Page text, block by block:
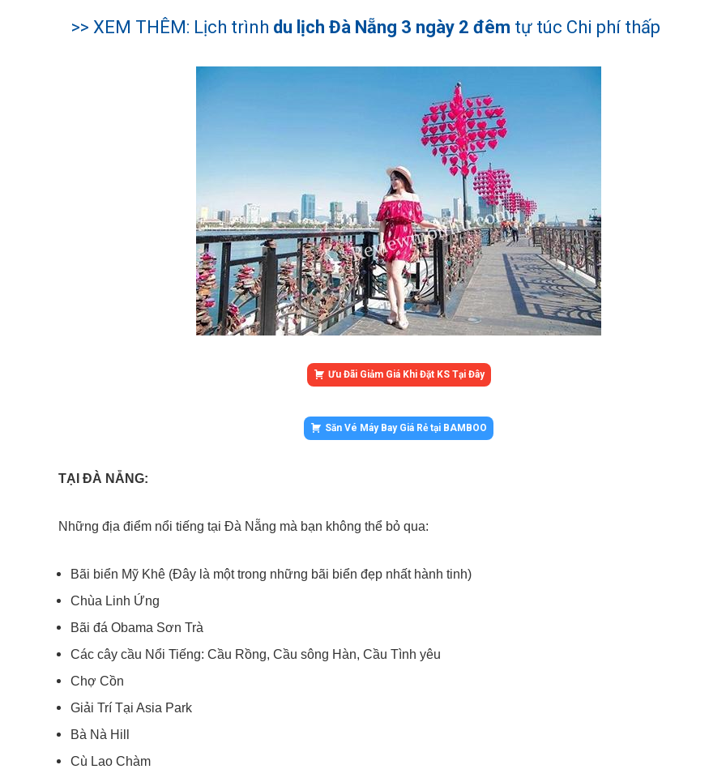
>> XEM THÊM: Lịch trình du lịch Đà Nẵng 3 ngày 2 đêm tự túc Chi phí thấp
Ưu Đãi Giảm Giá Khi Đặt KS Tại Đây
Săn Vé Máy Bay Giá Rẻ tại BAMBOO
TẠI ĐÀ NẴNG:
Những địa điểm nổi tiếng tại Đà Nẵng mà bạn không thể bỏ qua:
Bãi biển Mỹ Khê (Đây là một trong những bãi biển đẹp nhất hành tinh)
Chùa Linh Ứng
Bãi đá Obama Sơn Trà
Các cây cầu Nổi Tiếng: Cầu Rồng, Cầu sông Hàn, Cầu Tình yêu
Chợ Cồn
Giải Trí Tại Asia Park
Bà Nà Hill
Cù Lao Chàm